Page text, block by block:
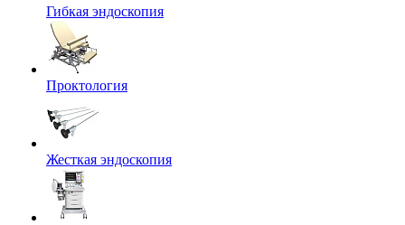
Гибкая эндоскопия
Проктология
Жесткая эндоскопия